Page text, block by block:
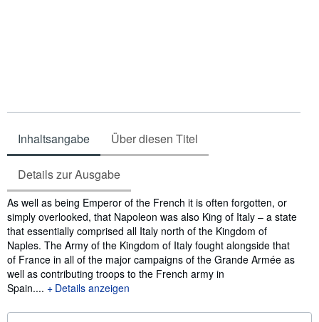
Inhaltsangabe Über diesen Titel
Details zur Ausgabe
Inhaltsangabe
As well as being Emperor of the French it is often forgotten, or
simply overlooked, that Napoleon was also King of Italy – a state
that essentially comprised all Italy north of the Kingdom of
Naples. The Army of the Kingdom of Italy fought alongside that
of France in all of the major campaigns of the Grande Armée as
well as contributing troops to the French army in
Spain....
Details anzeigen